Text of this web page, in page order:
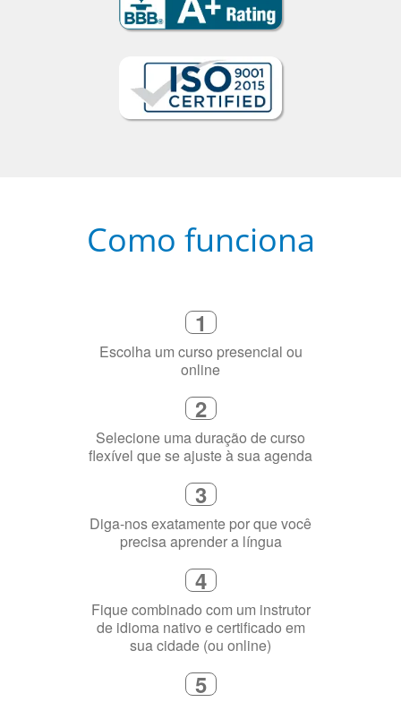
Como funciona
1
Escolha um curso presencial ou
online
2
Selecione uma duração de curso
flexível que se ajuste à sua agenda
3
Diga-nos exatamente por que você
precisa aprender a língua
4
Fique combinado com um instrutor
de idioma nativo e certificado em
sua cidade (ou online)
5